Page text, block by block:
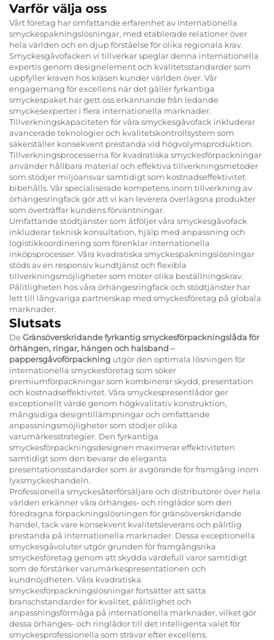
Varför välja oss
Vårt företag har omfattande erfarenhet av internationella
smyckespakningslösningar, med etablerade relationer över
hela världen och en djup förståelse för olika regionala krav.
Smyckesgåvofacken vi tillverkar speglar denna internationella
expertis genom designelement och kvalitetsstandarder som
uppfyller kraven hos kräsen kunder världen över. Vår
engagemang för excellens när det gäller fyrkantiga
smyckespaket har gett oss erkännande från ledande
smyckesexperter i flera internationella marknader.
Tillverkningskapaciteten för våra smyckesgåvofack inkluderar
avancerade teknologier och kvalitetskontrollsystem som
säkerställer konsekvent prestanda vid högvolymsproduktion.
Tillverkningsprocesserna för kvadratiska smyckesförpackningar
använder hållbara material och effektiva tillverkningsmetoder
som stödjer miljöansvar samtidigt som kostnadseffektivitet
bibehålls. Vår specialiserade kompetens inom tillverkning av
örhängesringfack gör att vi kan leverera överlägsna produkter
som överträffar kundens förväntningar.
Umfattande stödtjänster som åtföljer våra smyckesgåvofack
inkluderar teknisk konsultation, hjälp med anpassning och
logistikkoordinering som förenklar internationella
inköpsprocesser. Våra kvadratiska smyckespakningslösningar
stöds av en responsiv kundtjänst och flexibla
tillverkningsmöjligheter som möter olika beställningskrav.
Pålitligheten hos våra örhängesringfack och stödtjänster har
lett till långvariga partnerskap med smyckesföretag på globala
marknader.
Slutsats
DeGränsöverskridande fyrkantig smyckesförpackningslåda för
örhängen, ringar, hängen och halsband –
pappersgåvoförpackning utgör den optimala lösningen för
internationella smyckesföretag som söker
premiumförpackningar som kombinerar skydd, presentation
och kostnadseffektivitet. Våra smyckespresentlådor ger
exceptionellt värde genom högkvalitativ konstruktion,
mångsidiga designtillämpningar och omfattande
anpassningsmöjligheter som stödjer olika
varumärkesstrategier. Den fyrkantiga
smyckesförpackningsdesignen maximerar effektiviteten
samtidigt som den bevarar de eleganta
presentationsstandarder som är avgörande för framgång inom
lyxsmyckeshandeln.
Professionella smyckesåterförsäljare och distributörer över hela
världen erkänner våra örhänges- och ringlådor som den
föredragna förpackningslösningen för gränsöverskridande
handel, tack vare konsekvent kvalitetsleverans och pålitlig
prestanda på internationella marknader. Dessa exceptionella
smyckesgåvoluter utgör grunden för framgångsrika
smyckesföretag genom att skydda värdefull varor samtidigt
som de förstärker varumärkespresentationen och
kundnöjdheten. Våra kvadratiska
smyckesförpackningslösningar fortsätter att sätta
branschstandarder för kvalitet, pålitlighet och
anpassningsförmåga på internationella marknader, vilket gör
dessa örhänges- och ringlådor till det intelligenta valet för
smyckesprofessionella som strävar efter excellens.